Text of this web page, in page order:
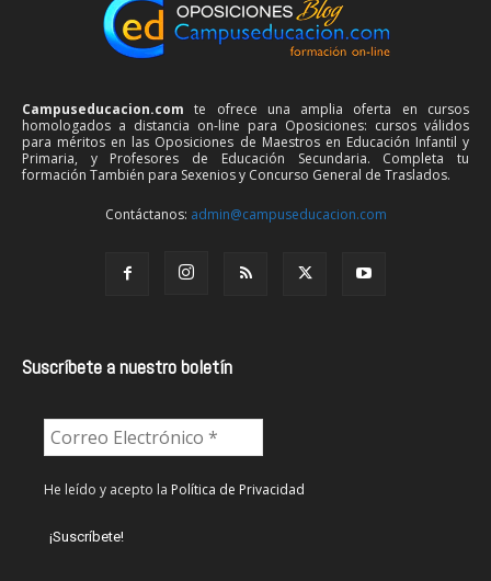
Campuseducacion.com te ofrece una amplia oferta en cursos
homologados a distancia on-line para Oposiciones: cursos válidos
para méritos en las Oposiciones de Maestros en Educación Infantil y
Primaria, y Profesores de Educación Secundaria. Completa tu
formación También para Sexenios y Concurso General de Traslados.
Contáctanos: admin@campuseducacion.com
Suscríbete a nuestro boletín
He leído y acepto la Política de Privacidad